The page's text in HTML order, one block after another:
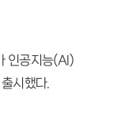
인공지능(AI)
시했다.